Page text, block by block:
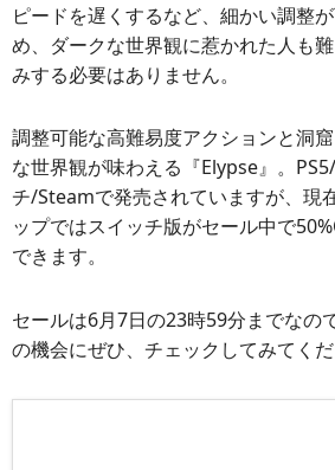
ピードを遅くするなど、細かい調整
め、ダークな世界観に惹かれた人も
みする必要はありません。
調整可能な高難易度アクションと洞
な世界観が味わえる『Elypse』。
チ/Steamで発売されていますが、現
ップではスイッチ版がセール中で
できます。
セールは6月7日の23時59分までなの
の機会にぜひ、チェックしてみてくだ